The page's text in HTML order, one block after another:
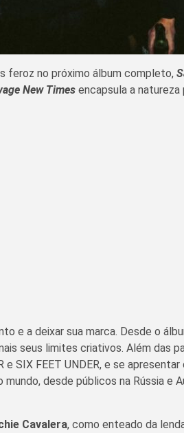
feroz no próximo álbum completo,
New Times encapsula a natureza
e a deixar sua marca. Desde o
seus limites criativos. Além das
SIX FEET UNDER, e se
desde públicos na Rússia e
Cavalera, como enteado da